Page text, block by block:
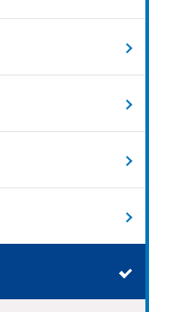
次の月 >
木 金
土